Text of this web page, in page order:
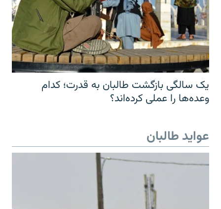
یک سالگی بازگشت طالبان به قدرت؛ کدام
وعده‌ها را عملی کرده‌اند؟
عواید طالبان